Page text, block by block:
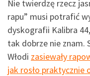
Nie twierdzę rzecz
rapu” musi potrafić
dyskografii Kalibra
tak dobrze nie znam.
Włodi zasiewały
jak rosło praktycznie